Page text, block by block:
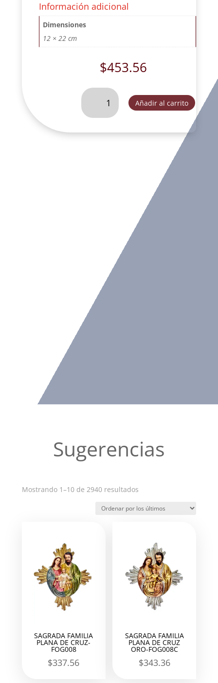
Información adicional
Dimensiones
12 × 22 cm
$453.56
BUSTO
SAN
CON
Añadir al carrito
Sugerencias
Mostrando 1–10 de 2940 resultadosOrdenado
los
SAGRADA FAMILIA
PLANA DE CRUZ-
FOG008
$337.56
SAGRADA FAMILIA
PLANA DE CRUZ
ORO-FOG008C
$343.36